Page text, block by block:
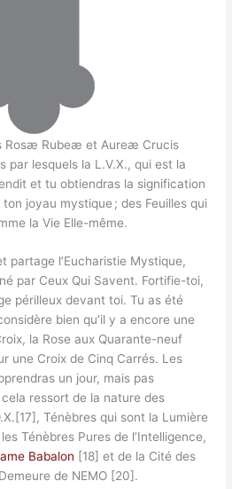
Rosæ Rubeæ et Aureæ Crucis
par lesquels la L.V.X., qui est la
et tu obtiendras la signification
joyau mystique ; des Feuilles qui
la Vie Elle-même.
partage l’Eucharistie Mystique,
par Ceux Qui Savent. Fortifie-toi,
périlleux devant toi. Tu as été
bien qu’il y a encore une
la Rose aux Quarante-neuf
une Croix de Cinq Carrés. Les
un jour, mais pas
cela ressort de la nature des
Ténèbres qui sont la Lumière
Ténèbres Pures de l’Intelligence,
Babalon [18] et de la Cité des
de NEMO [20].